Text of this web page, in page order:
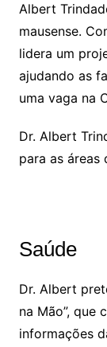
Albert
mausense.
lidera um
ajudando as
uma vaga na
Dr. Albert
para as áreas
Saúde
Dr. Albert
na Mão”, que
informações